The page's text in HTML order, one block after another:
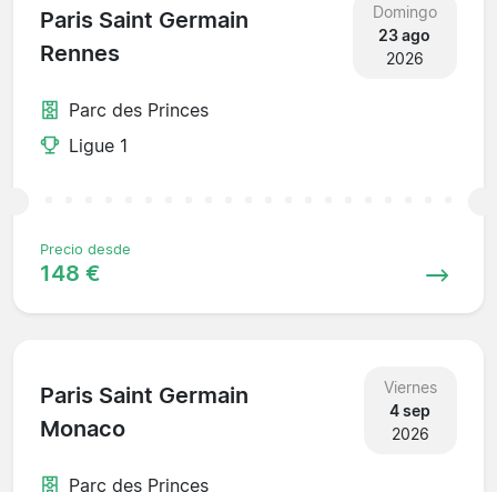
Paris Saint Germain
Rennes
Domingo
23 ago
2026
Parc des Princes
Ligue 1
Precio desde
148 €
Paris Saint Germain
Monaco
Viernes
4 sep
2026
Parc des Princes